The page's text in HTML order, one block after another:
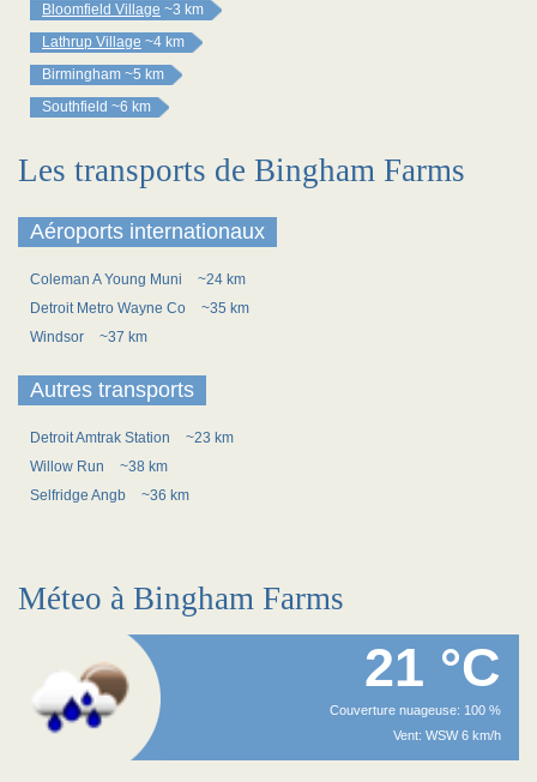
Bloomfield Village ~3 km
Lathrup Village ~4 km
Birmingham ~5 km
Southfield ~6 km
Les transports de Bingham Farms
Aéroports internationaux
Coleman A Young Muni
~24 km
Detroit Metro Wayne Co
~35 km
Windsor
~37 km
Autres transports
Detroit Amtrak Station
~23 km
Willow Run
~38 km
Selfridge Angb
~36 km
Méteo à Bingham Farms
21 °C
Couverture nuageuse: 100 %
Vent: WSW 6 km/h